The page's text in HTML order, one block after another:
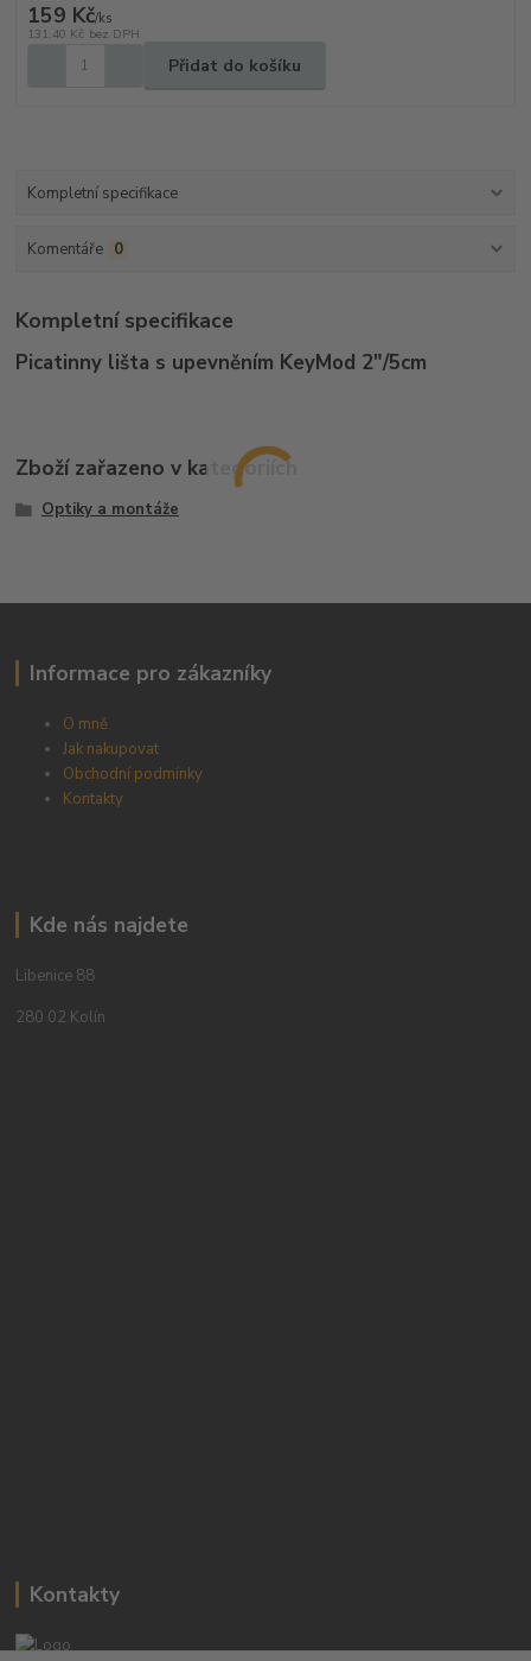
159 Kč/ks
131,40 Kč bez DPH
Přidat do košíku
Kompletní specifikace
Komentáře 0
Kompletní specifikace
Picatinny lišta s upevněním KeyMod 2"/5cm
Zboží zařazeno v kategoriích
Optiky a montáže
Informace pro zákazníky
O mně
Jak nakupovat
Obchodní podmínky
Kontakty
Kde nás najdete
Libenice 88
280 02 Kolín
Kontakty